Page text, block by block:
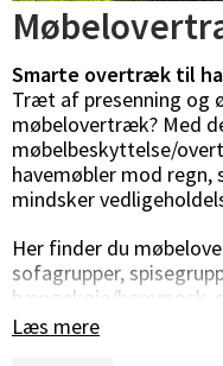
Smarte overtræk til
Træt af presenning og
møbelovertræk? Med
møbelbeskyttelse/
havemøbler mod regn,
mindsker
Her finder du
sofagrupper,
hængekøje/hammock,
Vi tilbyder også
Læs mere